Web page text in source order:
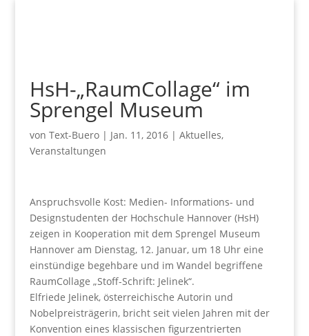
HsH-„RaumCollage“ im
Sprengel Museum
von Text-Buero| Jan. 11, 2016| Aktuelles,
Veranstaltungen
Anspruchsvolle Kost: Medien- Informations- und
Designstudenten der Hochschule Hannover (HsH)
zeigen in Kooperation mit dem Sprengel Museum
Hannover am Dienstag, 12. Januar, um 18 Uhr eine
einstündige begehbare und im Wandel begriffene
RaumCollage „Stoff-Schrift: Jelinek“.
Elfriede Jelinek, österreichische Autorin und
Nobelpreisträgerin, bricht seit vielen Jahren mit der
Konvention eines klassischen figurzentrierten